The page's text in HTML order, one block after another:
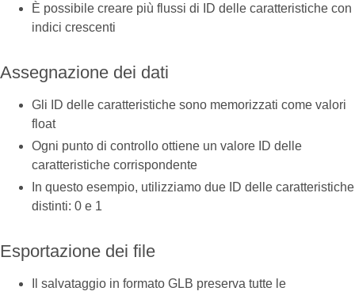
È possibile creare più flussi di ID delle caratteristiche con
indici crescenti
Assegnazione dei dati
Gli ID delle caratteristiche sono memorizzati come valori
float
Ogni punto di controllo ottiene un valore ID delle
caratteristiche corrispondente
In questo esempio, utilizziamo due ID delle caratteristiche
distinti: 0 e 1
Esportazione dei file
Il salvataggio in formato GLB preserva tutte le